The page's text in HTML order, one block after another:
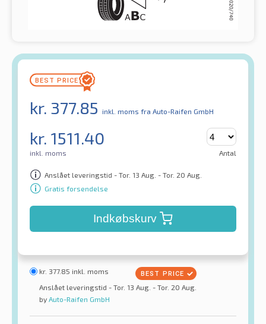
kr. 377.85 inkl. moms fra Auto-Raifen GmbH
kr. 1511.40
inkl. moms Antal
Anslået leveringstid - Tor. 13 Aug. - Tor. 20 Aug.
Gratis forsendelse
Indkøbskurv
kr. 377.85 inkl. moms
Anslået leveringstid - Tor. 13 Aug. - Tor. 20 Aug.
by Auto-Raifen GmbH